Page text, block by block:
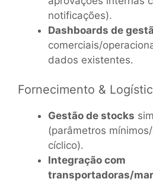
notificações).
Dashboards de
comerciais/
dados existentes.
Fornecimento &
Gestão de stocks
(parâmetros
cíclico).
Integração com
transportadoras/